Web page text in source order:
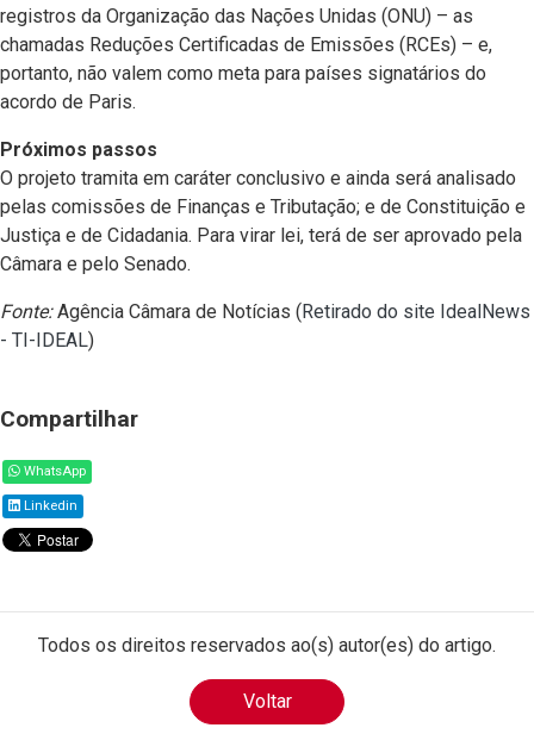
registros da Organização das Nações Unidas (ONU) – as
chamadas Reduções Certificadas de Emissões (RCEs) – e,
portanto, não valem como meta para países signatários do
acordo de Paris.
Próximos passos
O projeto tramita em caráter conclusivo e ainda será analisado
pelas comissões de Finanças e Tributação; e de Constituição e
Justiça e de Cidadania. Para virar lei, terá de ser aprovado pela
Câmara e pelo Senado.
Fonte:Agência Câmara de Notícias (Retirado do site IdealNews
- TI-IDEAL)
Compartilhar
WhatsApp
Linkedin
Todos os direitos reservados ao(s) autor(es) do artigo.
Voltar